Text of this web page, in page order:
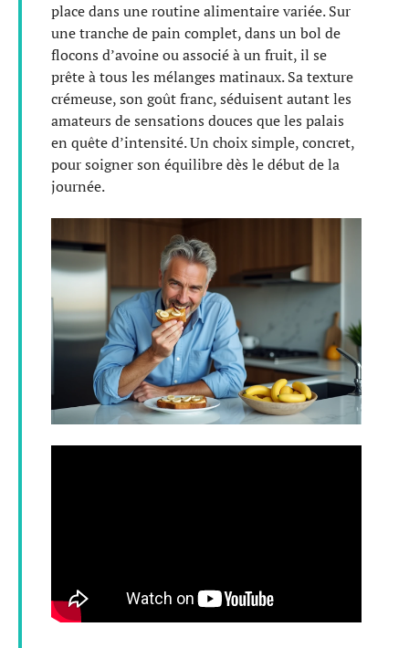
place dans une routine alimentaire variée. Sur
une tranche de pain complet, dans un bol de
flocons d’avoine ou associé à un fruit, il se
prête à tous les mélanges matinaux. Sa texture
crémeuse, son goût franc, séduisent autant les
amateurs de sensations douces que les palais
en quête d’intensité. Un choix simple, concret,
pour soigner son équilibre dès le début de la
journée.